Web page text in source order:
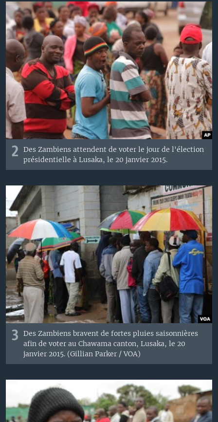
2 Des Zambiens attendent de voter le jour de l'élection
présidentielle à Lusaka, le 20 janvier 2015.
3 Des Zambiens bravent de fortes pluies saisonnières
afin de voter au Chawama canton, Lusaka, le 20
janvier 2015. (Gillian Parker / VOA)